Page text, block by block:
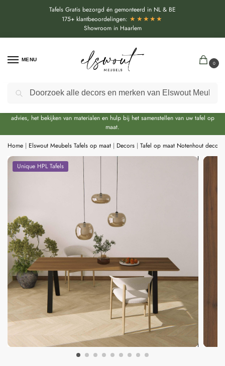
Tafels Gratis bezorgd én gemonteerd in NL & BE
175+ klantbeoordelingen: ★★★★★
Showroom in Haarlem
MENU
0
Door de bouwvakperiode geldt momenteel een extra levertijd van circa 3 weken
advies, het bekijken van materialen en hulp bij het samenstellen van uw tafel op
maat.
Home | Elswout Meubels Tafels op maat | Decors | Tafel op maat Notenhout decor
Unique HPL Tafels